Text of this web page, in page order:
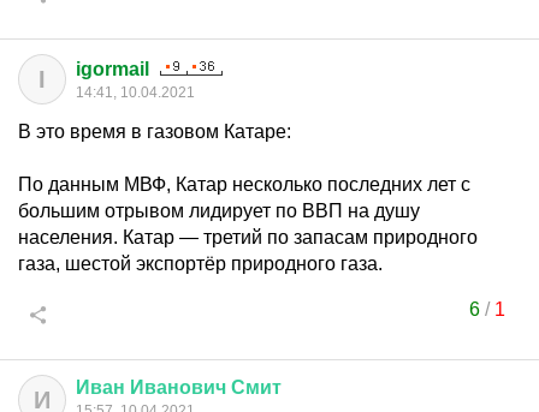
I igormail
14:41, 10.04.2021
В это время в газовом Катаре:
По данным МВФ, Катар несколько последних лет с
большим отрывом лидирует по ВВП на душу
населения. Катар — третий по запасам природного
газа, шестой экспортёр природного газа.
6/ 1
И Иван Иванович Смит